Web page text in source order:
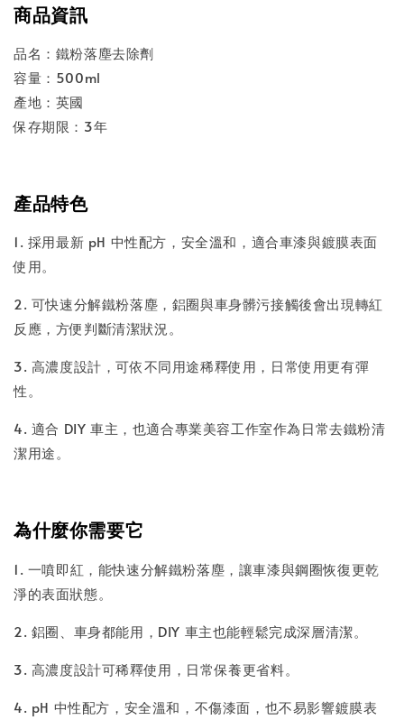
商品資訊
品名：鐵粉落塵去除劑
容量：500ml
產地：英國
保存期限：3年
產品特色
1. 採用最新 pH 中性配方，安全溫和，適合車漆與鍍膜表面
使用。
2. 可快速分解鐵粉落塵，鋁圈與車身髒污接觸後會出現轉紅
反應，方便判斷清潔狀況。
3. 高濃度設計，可依不同用途稀釋使用，日常使用更有彈
性。
4. 適合 DIY 車主，也適合專業美容工作室作為日常去鐵粉清
潔用途。
為什麼你需要它
1. 一噴即紅，能快速分解鐵粉落塵，讓車漆與鋼圈恢復更乾
淨的表面狀態。
2. 鋁圈、車身都能用，DIY 車主也能輕鬆完成深層清潔。
3. 高濃度設計可稀釋使用，日常保養更省料。
4. pH 中性配方，安全溫和，不傷漆面，也不易影響鍍膜表